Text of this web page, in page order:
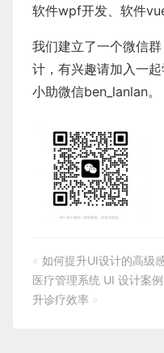
软件wpf开发
软件
我们建立了一个微信
计，有兴趣请加入一
小助微信ben_lanlan。
« 如何提升UI设计的高级
医疗管理系统 UI 设计案
升诊疗效率 »